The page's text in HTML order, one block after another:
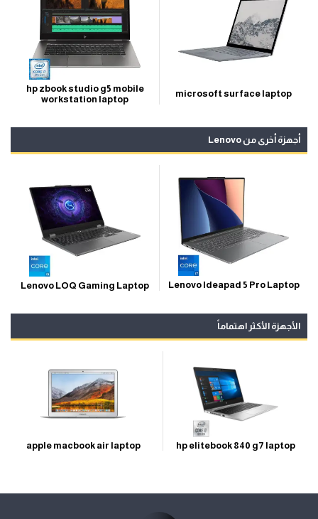
microsoft surface laptop
hp zbook studio g5 mobile
workstation laptop
أجهزة أخرى من Lenovo
Lenovo Ideapad 5 Pro Laptop
Lenovo LOQ Gaming Laptop
الأجهزة الأكثر اهتماماً
hp elitebook 840 g7 laptop
apple macbook air laptop